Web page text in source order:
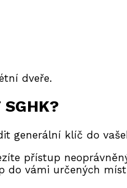
dveře.
SGHK?
generální klíč do
přístup
do vámi určených míst